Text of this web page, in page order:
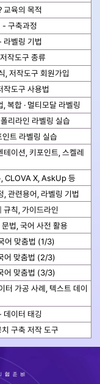
교육의 목적
- 구축과정
라벨링 기법
작도구 종류
, 저작도구 회원가입
작도구 사용법
복합 · 멀티모달 라벨링
리라인 라벨링 실습
트 라벨링 실습
이션, 키포인트, 스켈레
CLOVA X, AskUp 등
, 관련용어, 라벨링 기법
칙, 가이드라인
법, 국어 사전 활용
어 맞춤법 (1/3)
어 맞춤법 (2/3)
어 맞춤법 (3/3)
터 가공 사례, 텍스트 데이
데이터 태깅
구축 저작 도구